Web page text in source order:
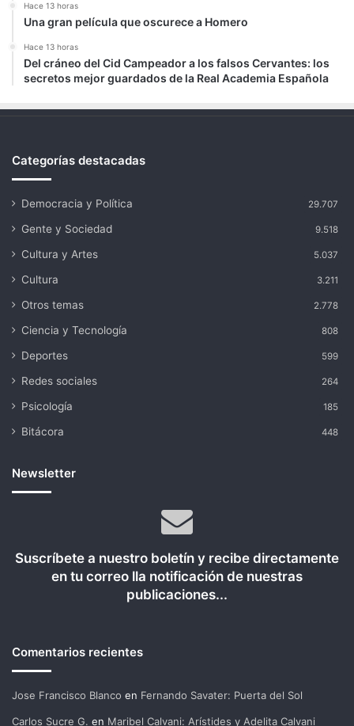
Hace 13 horas
Una gran película que oscurece a Homero
Hace 13 horas
Del cráneo del Cid Campeador a los falsos Cervantes: los
secretos mejor guardados de la Real Academia Española
Categorías destacadas
Democracia y Política 29.707
Gente y Sociedad 9.518
Cultura y Artes 5.037
Cultura 3.211
Otros temas 2.778
Ciencia y Tecnología 808
Deportes 599
Redes sociales 264
Psicología 185
Bitácora 448
Newsletter
Suscríbete a nuestro boletín y recibe directamente
en tu correo lla notificación de nuestras
publicaciones...
Comentarios recientes
Jose Francisco Blanco en Fernando Savater: Puerta del Sol
Carlos Sucre G. en Maribel Calvani: Arístides y Adelita Calvani